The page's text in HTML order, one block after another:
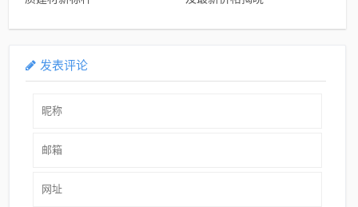
发表评论